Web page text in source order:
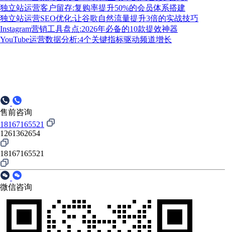
独立站运营客户留存:复购率提升50%的会员体系搭建
独立站运营SEO优化:让谷歌自然流量提升3倍的实战技巧
Instagram营销工具盘点:2026年必备的10款提效神器
YouTube运营数据分析:4个关键指标驱动频道增长
售前咨询
18167165521
1261362654
18167165521
微信咨询